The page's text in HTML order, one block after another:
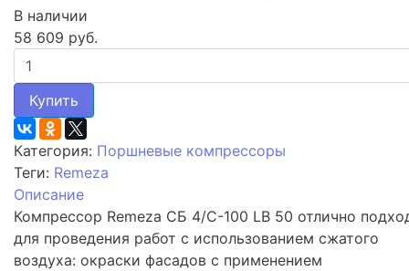
В наличии
58 609 руб.
Купить
Категория: Поршневые компрессоры
Теги: Remeza
Описание
Компрессор Remeza СБ 4/С-100 LB 50 отлично
для проведения работ с использованием сжатого
воздуха: окраски фасадов с применением